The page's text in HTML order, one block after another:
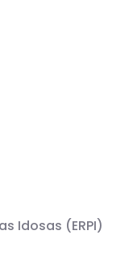
Idosas (ERPI)